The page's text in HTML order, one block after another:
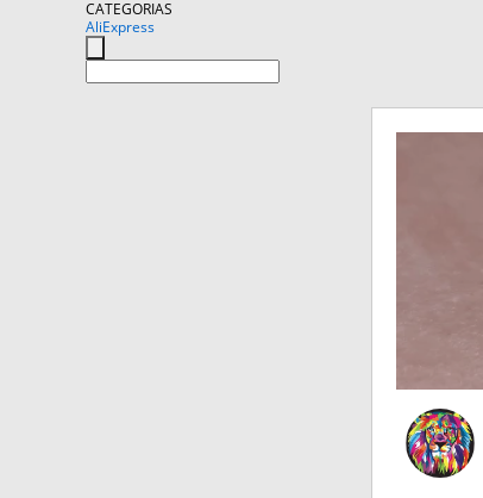
CATEGORIAS
AliExpress